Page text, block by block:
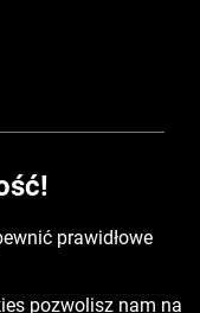
prawidłowe
pozwolisz nam na